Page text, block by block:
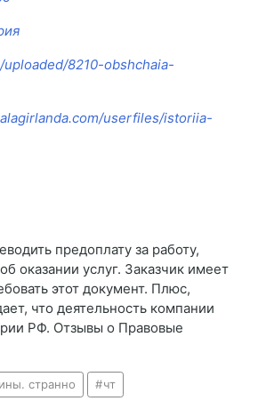
8210-obshchaia-
userfiles/istoriia-
предоплату за работу,
оказании услуг. Заказчик имеет
этот документ. Плюс,
что деятельность компании
РФ. Отзывы о Правовые
странно чт